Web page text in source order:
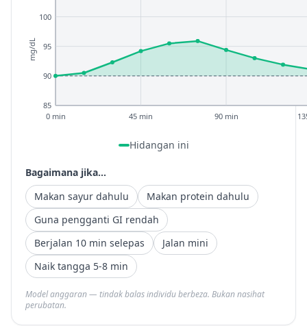
85
90
95
100
0 min 45 min 90 min
mg/dL
Hidangan ini
Bagaimana jika...
Makan sayur dahulu
Makan protein dahulu
Guna pengganti GI rendah
Berjalan 10 min selepas
Jalan mini
Naik tangga 5-8 min
Model anggaran — tindak balas individu berbeza. Bukan nasihat
perubatan.